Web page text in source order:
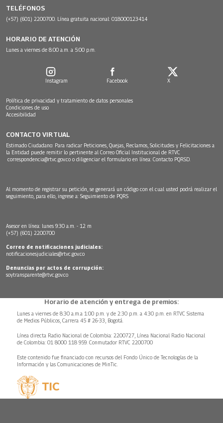
TELÉFONOS
(+57) (601) 2200700. Línea gratuita nacional: 018000123414
HORARIO DE ATENCIÓN
Lunes a viernes de 8:00 a.m. a 5:00 p.m.
Instagram Facebook X
Política de privacidad y tratamiento de datos personales
Condiciones de uso
Accesibilidad
CONTACTO VIRTUAL
Estimado Ciudadano: Para radicar Peticiones, Quejas, Reclamos, Solicitudes y Felicitaciones a
la Entidad puede remitir lo pertinente al Correo Oficial Institucional de RTVC
correspondencia@rtvc.gov.co o diligenciar el formulario en línea: Contacto PQRSD.
Al momento de registrar su petición, se generará un código con el cual usted podrá realizar el
seguimiento, para ello, ingrese a: Seguimiento de PQRS
Asesor en línea: lunes 9:30 a.m. - 12 m
(+57) (601) 2200700
Correo de notificaciones judiciales:
notificacionesjudiciales@rtvc.gov.co
Denuncias por actos de corrupción:
soytransparente@rtvc.gov.co
Horario de atención y entrega de premios:
Lunes a viernes de 8:30 a.m.a 1:00 p.m. y de 2:30 p.m. a 4:30 p.m. en RTVC Sistema
de Medios Públicos, Carrera 45 # 26-33, Bogotá.
Línea directa Radio Nacional de Colombia: 2200727, Línea Nacional Radio Nacional
de Colombia: 01 8000 118 959. Conmutador RTVC 2200700
Este contenido fue financiado con recursos del Fondo Único de Tecnologías de la
Información y las Comunicaciones de MinTic.